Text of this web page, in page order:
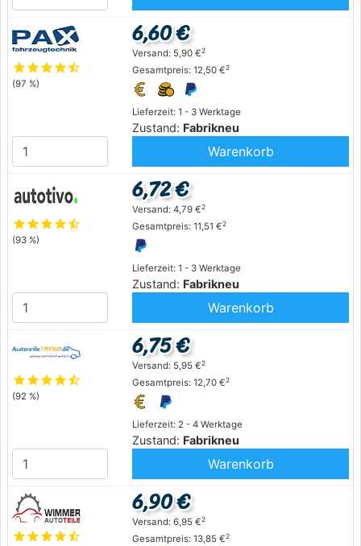
starstarstarstarstar_half
(97 %)
Lieferzeit: 1 - 3 Werktage
Zustand: Fabrikneu
6,60 €
Versand: 5,90 €2
Gesamtpreis: 12,50 €2
Warenkorb
starstarstarstarstar_half
(93 %)
Lieferzeit: 1 - 3 Werktage
Zustand: Fabrikneu
6,72 €
Versand: 4,79 €2
Gesamtpreis: 11,51 €2
Warenkorb
starstarstarstarstar_half
(92 %)
Lieferzeit: 2 - 4 Werktage
Zustand: Fabrikneu
6,75 €
Versand: 5,95 €2
Gesamtpreis: 12,70 €2
Warenkorb
starstarstarstarstar_half
6,90 €
Versand: 6,95 €2
Gesamtpreis: 13,85 €2